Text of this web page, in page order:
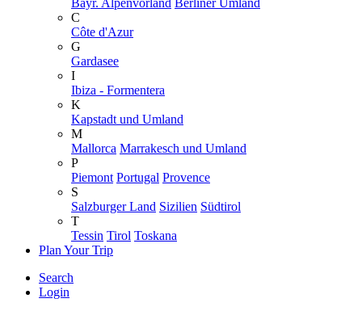
C
Côte d'Azur
G
Gardasee
I
Ibiza - Formentera
K
Kapstadt und Umland
M
Mallorca Marrakesch und Umland
P
Piemont Portugal Provence
S
Salzburger Land Sizilien Südtirol
T
Tessin Tirol Toskana
Plan Your Trip
Search
Login